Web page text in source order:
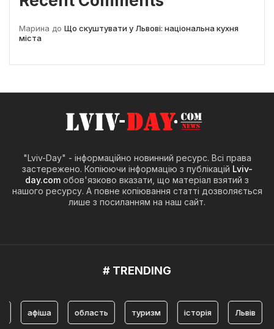
Марина до Що скуштувати у Львові: національна кухня
міста
"Lviv-Day" - інформаційно новинний ресурс. Всі права
застережено. Копіюючи інформацію з публікацій Lviv-
day.com обов'язково вказати, що матеріал взятий з
нашого ресурсу. А повне копіювання статті дозволяється
лише з посиланням на наш сайт.
# TRENDING
область туризм історія Львів